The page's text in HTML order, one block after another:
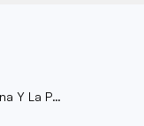
El Aumento De Solana Y La Promesa Del Monedero Frío